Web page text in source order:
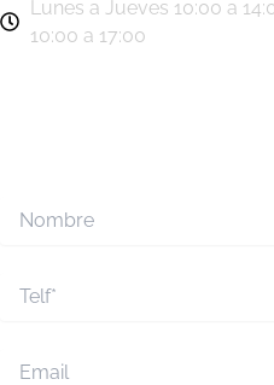
Lunes a Jueves 10:00 a
10:00 a 17:00